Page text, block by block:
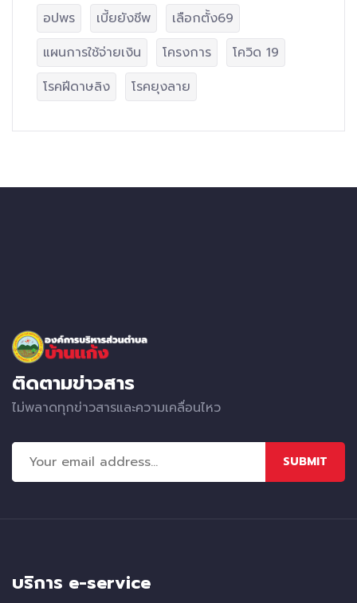
อปพร
เบี้ยยังชีพ
เลือกตั้ง69
แผนการใช้จ่ายเงิน
โครงการ
โควิด 19
โรคฝีดาษลิง
โรคยุงลาย
ติดตามข่าวสาร
ไม่พลาดทุกข่าวสารและความเคลื่อนไหว
SUBMIT
บริการ e-service